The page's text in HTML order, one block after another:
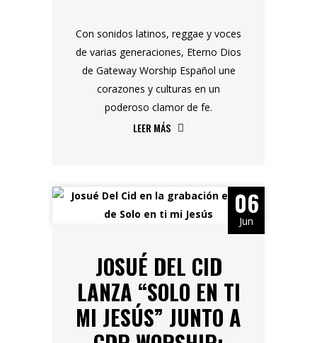
Con sonidos latinos, reggae y voces
de varias generaciones, Eterno Dios
de Gateway Worship Español une
corazones y culturas en un
poderoso clamor de fe.
LEER MÁS
06
Jun
JOSUÉ DEL CID
LANZA “SOLO EN TI
MI JESÚS” JUNTO A